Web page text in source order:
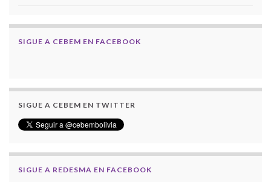
SIGUE A CEBEM EN FACEBOOK
SIGUE A CEBEM EN TWITTER
SIGUE A REDESMA EN FACEBOOK